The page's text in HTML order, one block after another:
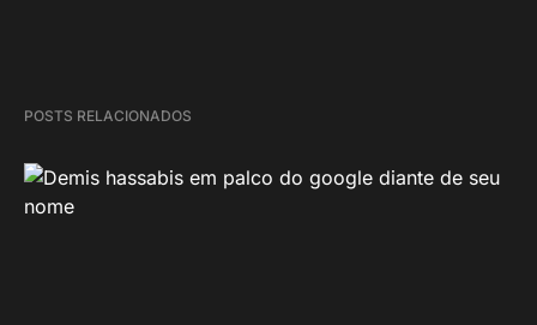
POSTS RELACIONADOS